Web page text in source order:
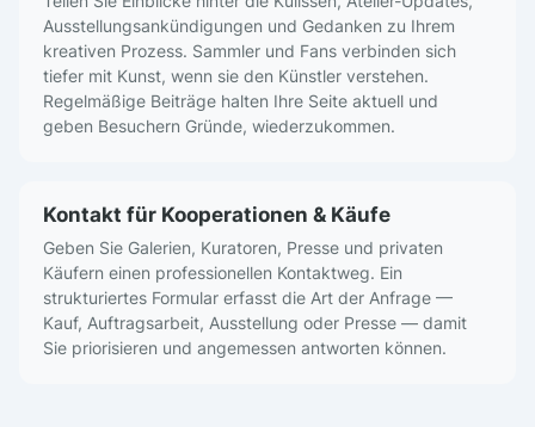
Ausstellungsankündigungen und Gedanken zu Ihrem
kreativen Prozess. Sammler und Fans verbinden sich
tiefer mit Kunst, wenn sie den Künstler verstehen.
Regelmäßige Beiträge halten Ihre Seite aktuell und
geben Besuchern Gründe, wiederzukommen.
Kontakt für Kooperationen & Käufe
Geben Sie Galerien, Kuratoren, Presse und privaten
Käufern einen professionellen Kontaktweg. Ein
strukturiertes Formular erfasst die Art der Anfrage —
Kauf, Auftragsarbeit, Ausstellung oder Presse — damit
Sie priorisieren und angemessen antworten können.